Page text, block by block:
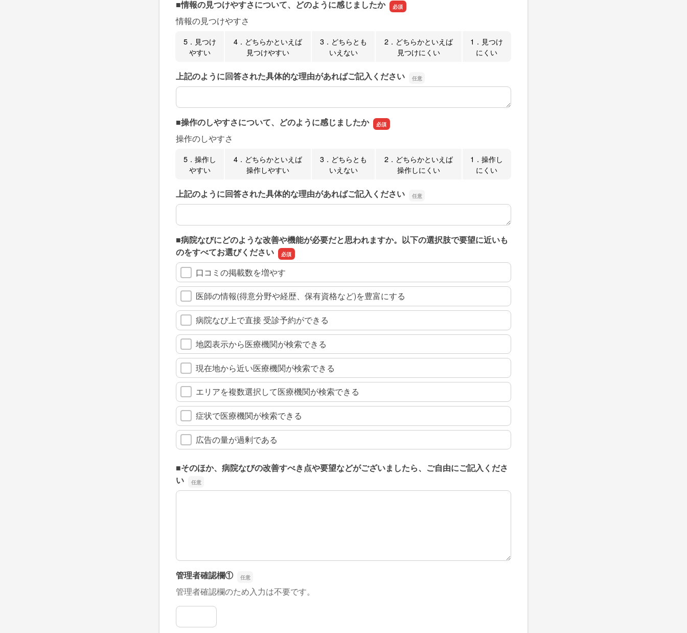
■情報の見つけやすさについて、どのように感じましたか
情報の見つけやすさ
5．見つけ
やすい
4．どちらかといえば
見つけやすい
3．どちらとも
いえない
2．どちらかといえば
見つけにくい
1．見つけ
にくい
上記のように回答された具体的な理由があればご記入ください
上記のように回答された具体的な理由があればご記入ください
■操作のしやすさについて、どのように感じましたか
操作のしやすさ
5．操作し
やすい
4．どちらかといえば
操作しやすい
3．どちらとも
いえない
2．どちらかといえば
操作しにくい
1．操作し
にくい
上記のように回答された具体的な理由があればご記入ください
上記のように回答された具体的な理由があればご記入ください
■病院なびにどのような改善や機能が必要だと思われますか。以下の選択肢で要望に近いも
のをすべてお選びください
口コミの掲載数を増やす
医師の情報(得意分野や経歴、保有資格など)を豊富にする
病院なび上で直接 受診予約ができる
地図表示から医療機関が検索できる
現在地から近い医療機関が検索できる
エリアを複数選択して医療機関が検索できる
症状で医療機関が検索できる
広告の量が過剰である
■そのほか、病院なびの改善すべき点や要望などがございましたら、ご自由にご記入くださ
い
■そのほか、病院なびの改善すべき点や要望などがございましたら、ご自由にご記入ください
管理者確認欄①
管理者確認欄のため入力は不要です。
管理者確認欄①